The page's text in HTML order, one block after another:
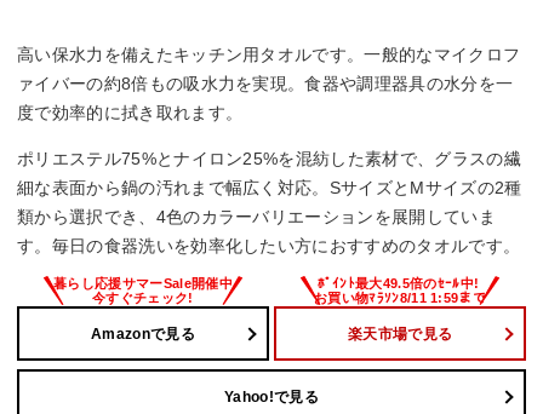
高い保水力を備えたキッチン用タオルです。一般的なマイクロフ
ァイバーの約8倍もの吸水力を実現。食器や調理器具の水分を一
度で効率的に拭き取れます。
ポリエステル75%とナイロン25%を混紡した素材で、グラスの繊
細な表面から鍋の汚れまで幅広く対応。SサイズとMサイズの2種
類から選択でき、4色のカラーバリエーションを展開していま
す。毎日の食器洗いを効率化したい方におすすめのタオルです。
Amazonで見る 楽天市場で見る
Yahoo!で見る